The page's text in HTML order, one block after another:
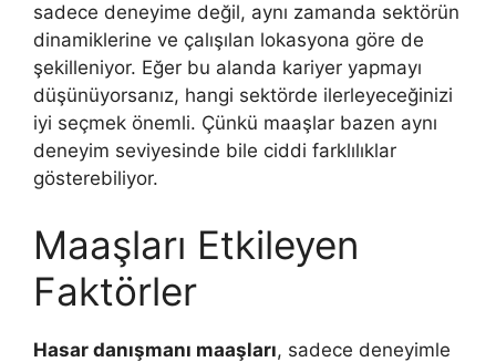
sadece deneyime değil, aynı zamanda sektörün
dinamiklerine ve çalışılan lokasyona göre de
şekilleniyor. Eğer bu alanda kariyer yapmayı
düşünüyorsanız, hangi sektörde ilerleyeceğinizi
iyi seçmek önemli. Çünkü maaşlar bazen aynı
deneyim seviyesinde bile ciddi farklılıklar
gösterebiliyor.
Maaşları Etkileyen
Faktörler
Hasar danışmanı maaşları, sadece deneyimle